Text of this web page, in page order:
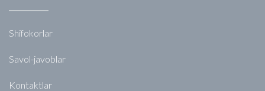
Shifokorlar
Savol-javoblar
Kontaktlar